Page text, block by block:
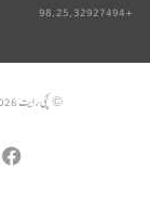
+98,25,32927494
© کپی رایت 2026, کلیه حقوق محفوظ است |